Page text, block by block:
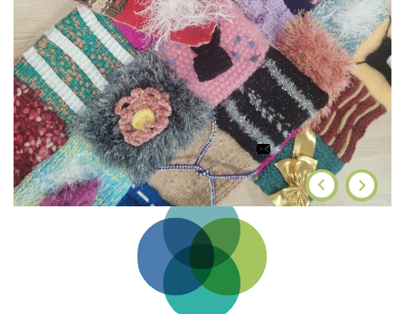
Cet article vous a plu ?
Partagez-le :